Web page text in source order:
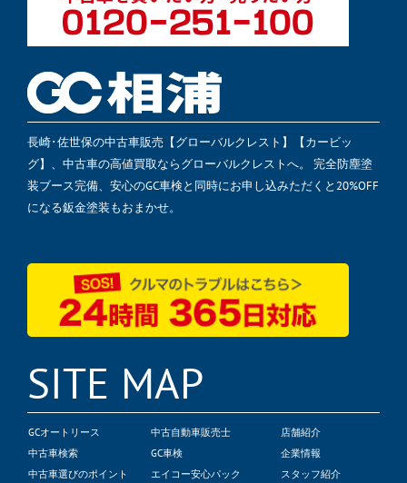
長崎･佐世保の中古車販売【グローバルクレスト】【カービッ
グ】、中古車の高値買取ならグローバルクレストへ。 完全防塵塗
装ブース完備、安心のGC車検と同時にお申し込みただくと20%OFF
になる鈑金塗装もおまかせ。
SITE MAP
GCオートリース
中古車検索
中古車選びのポイント
中古自動車販売士
GC車検
エイコー安心パック
店舗紹介
企業情報
スタッフ紹介